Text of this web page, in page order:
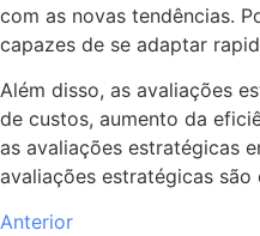
com as novas tendências.
capazes de se adaptar
Além disso, as avaliações
de custos, aumento da
as avaliações estratégicas
avaliações estratégicas são
Anterior